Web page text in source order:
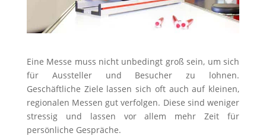
Eine Messe muss nicht unbedingt groß sein, um sich
für Aussteller und Besucher zu lohnen.
Geschäftliche Ziele lassen sich oft auch auf kleinen,
regionalen Messen gut verfolgen. Diese sind weniger
stressig und lassen vor allem mehr Zeit für
persönliche Gespräche.